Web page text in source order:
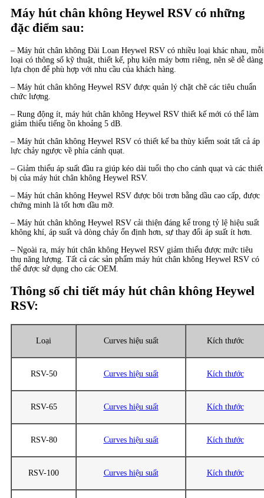
Máy hút chân không Heywel RSV có những
đặc điểm sau:
– Máy hút chân không Đài Loan Heywel RSV có nhiều loại khác nhau, mỗi
loại có thông số kỹ thuật, thiết kế, phụ kiện máy bơm riêng, nên sẽ dễ dàng
lựa chọn để phù hợp với nhu cầu của khách hàng.
– Máy hút chân không Heywel RSV được quản lý chặt chẽ các tiêu chuẩn
chức lượng.
– Rung động ít, máy hút chân không Heywel RSV thiết kế mới có thể làm
giảm thiểu tiếng ồn khoảng 5 dB.
– Máy hút chân không Heywel RSV có thiết kế ba thùy kiểm soát tất cả áp
lực chảy ngược về phía cánh quạt.
– Giảm thiểu áp suất đầu ra giúp kéo dài tuổi thọ cho cánh quạt và các thiết
bị của máy hút chân không Heywel RSV.
– Máy hút chân không Heywel RSV được bôi trơn bằng dầu cao cấp, được
chứng minh là tốt hơn dầu mỡ.
– Máy hút chân không Heywel RSV cải thiện đáng kể trong tỷ lệ hiệu suất
không khí, áp suất và dòng chảy ổn định hơn, sự thay đổi áp suất ít hơn.
– Ngoài ra, máy hút chân không Heywel RSV giảm thiểu được mức tiêu
thụ năng lượng. Tất cả các sản phẩm máy hút chân không Heywel RSV có
thể được sử dụng cho các OEM.
Thông số chi tiết máy hút chân không Heywel
RSV:
Loại Curves hiệu suất Kích thước
RSV-50 Curves hiệu suất Kích thước
RSV-65 Curves hiệu suất Kích thước
RSV-80 Curves hiệu suất Kích thước
RSV-100 Curves hiệu suất Kích thước